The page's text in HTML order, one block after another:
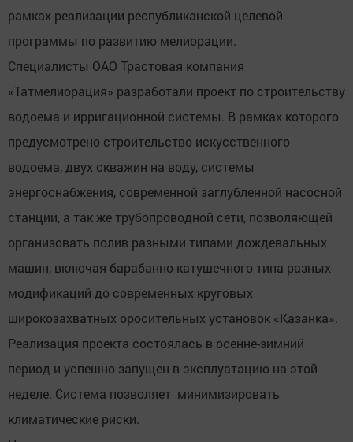
рамках реализации республиканской целевой
программы по развитию мелиорации.
Специалисты ОАО Трастовая компания
«Татмелиорация» разработали проект по строительству
водоема и ирригационной системы. В рамках которого
предусмотрено строительство искусственного
водоема, двух скважин на воду, системы
энергоснабжения, современной заглубленной насосной
станции, а так же трубопроводной сети, позволяющей
организовать полив разными типами дождевальных
машин, включая барабанно-катушечного типа разных
модификаций до современных круговых
широкозахватных оросительных установок «Казанка».
Реализация проекта состоялась в осенне-зимний
период и успешно запущен в эксплуатацию на этой
неделе. Система позволяет минимизировать
климатические риски.